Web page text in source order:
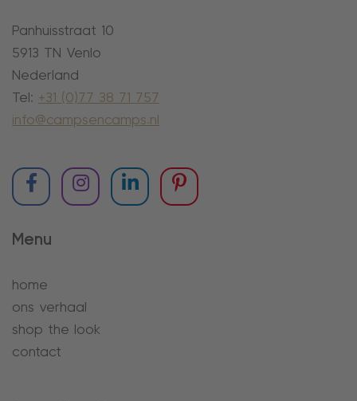
Panhuisstraat 10
5913 TN Venlo
Nederland
Tel: +31 (0)77 38 71 757
info@campsencamps.nl
Menu
home
ons verhaal
shop the look
contact